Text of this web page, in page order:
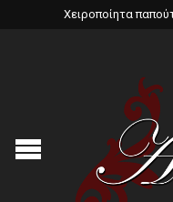
Χειροποίητα